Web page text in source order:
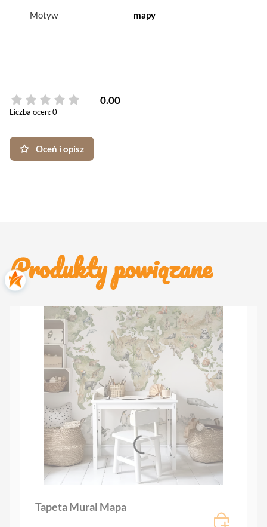
Motyw mapy
0.00
Liczba ocen: 0
Oceń i opisz
Produkty powiązane
Tapeta Mural Mapa